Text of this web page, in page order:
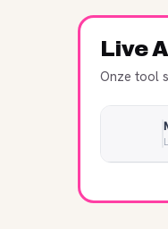
Live
Onze tool